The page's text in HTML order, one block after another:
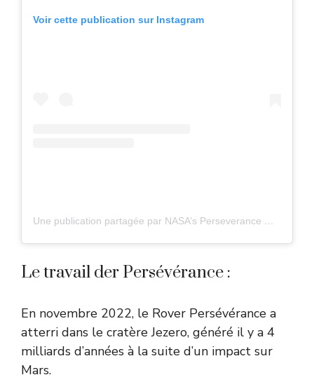
Voir cette publication sur Instagram
Une publication partagée par NASA’s Perseverance Mars Rover (@perseverance.mars)
Le travail der Persévérance :
En novembre 2022, le Rover Persévérance a
atterri dans le cratère Jezero, généré il y a 4
milliards d’années à la suite d’un impact sur
Mars.